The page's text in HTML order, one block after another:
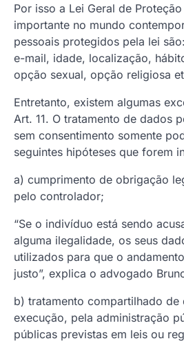
Por isso a Lei Geral de
importante no mundo
pessoais protegidos pela lei
e-mail, idade, localização,
opção sexual, opção religiosa
Entretanto, existem algumas
Art. 11. O tratamento de dados
sem consentimento somente
seguintes hipóteses que forem
a) cumprimento de obrigação
pelo controlador;
“Se o indivíduo está sendo
alguma ilegalidade, os seus
utilizados para que o
justo”, explica o advogado
b) tratamento compartilhado de
execução, pela administração
públicas previstas em leis ou